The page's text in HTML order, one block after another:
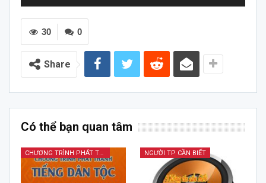
Audio
0
30
Share
Có thể bạn quan tâm
CHƯƠNG TRÌNH PHÁT THANH TIẾNG DÂN TỘC NGƯỜI TP CẦN BIẾT